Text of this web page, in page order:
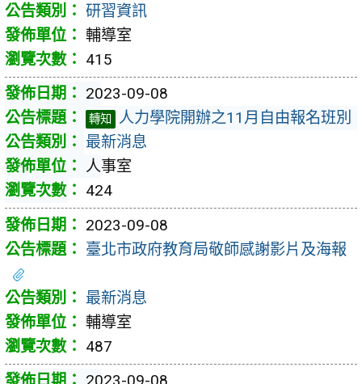
研習資訊
輔導室
415
2023-09-08
轉知
人力學院開辦之11月自由報名班別
最新消息
人事室
424
2023-09-08
臺北市政府教育局敬師感謝影片及海報
最新消息
輔導室
487